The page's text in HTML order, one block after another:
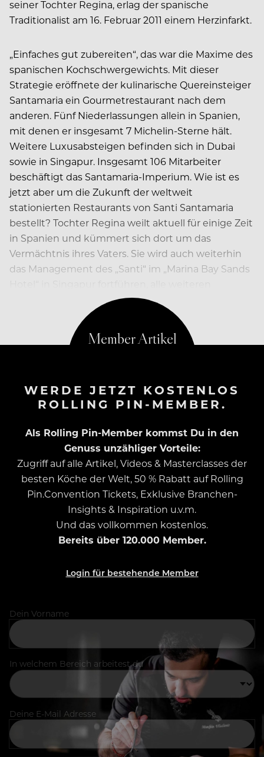
seiner Tochter Regina, erlag der spanische
Traditionalist am 16. Februar 2011 einem Herzinfarkt.
„Einfaches gut zubereiten“, das war die Maxime des
spanischen Kochschwergewichts. Mit dieser
Strategie eröffnete der kulinarische Quereinsteiger
Santamaria ein Gourmetrestaurant nach dem
anderen. Fünf Niederlassungen allein in Spanien,
mit denen er insgesamt 7 Michelin-Sterne hält.
Weitere Luxusabsteigen befinden sich in Dubai
sowie in Singapur. Insgesamt 106 Mitarbeiter
beschäftigt das Santamaria-Imperium. Wie ist es
jetzt aber um die Zukunft der weltweit
stationierten Restaurants von Santi Santamaria
bestellt? Tochter Regina weilt aktuell für einige Zeit
in Spanien und kümmert sich dort um das
Vermächtnis ihres Vaters. Sie wird auch weiterhin
das Management des „Santi“ im „Marina Bay Sands
WERDE JETZT KOSTENLOS
ROLLING PIN-MEMBER.
Als Rolling Pin-Member kommst Du in den
Genuss unzähliger Vorteile:
Zugriff auf alle Artikel, Videos & Masterclasses der
besten Köche der Welt, 50 % Rabatt auf Rolling
Pin.Convention Tickets, Exklusive Branchen-
Insights & Inspiration u.v.m.
Und das vollkommen kostenlos.
Bereits über 120.000 Member.
Login für bestehende Member
Dein Vorname
In welchem Bereich arbeitest du
Deine E-Mail Adresse